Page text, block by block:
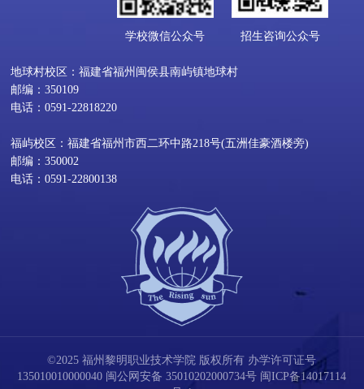
学校微信公众号 招生咨询公众号
地球村校区：福建省福州闽侯县南屿镇地球村
邮编：350109
电话：0591-22818220
福屿校区：福建省福州市西二环中路218号(五洲佳豪酒楼旁)
邮编：350002
电话：0591-22800138
©2025 福州黎明职业技术学院 版权所有 办学许可证号
135010010000040 闽公网安备 35010202000734号 闽ICP备14017114